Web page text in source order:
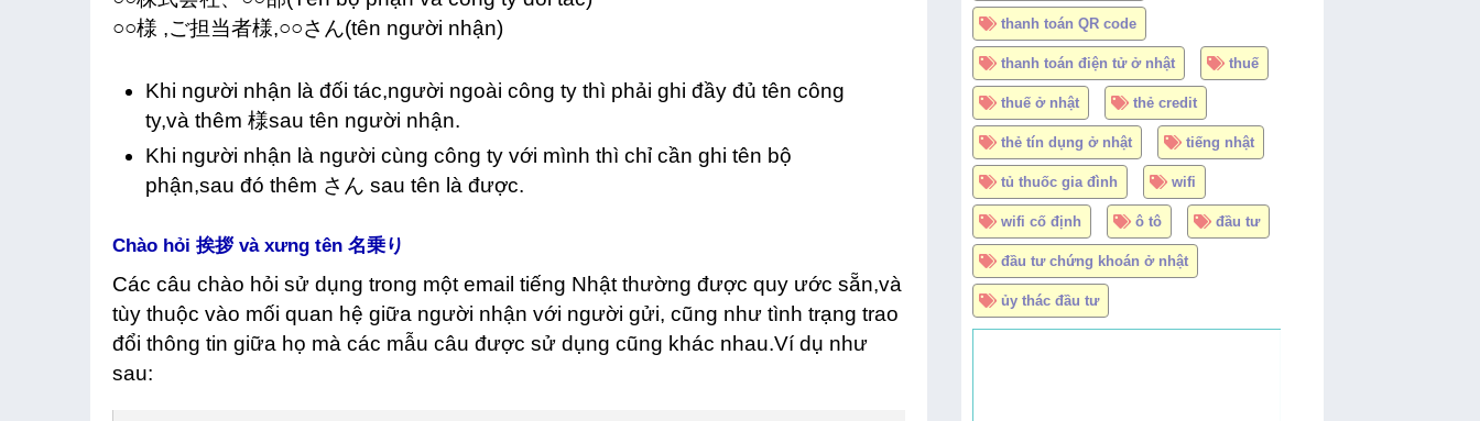
○○様 ,ご担当者様,○○さん(tên người nhận)
Khi người nhận là đối tác,người ngoài công ty thì phải ghi đầy đủ tên công
ty,và thêm 様sau tên người nhận.
Khi người nhận là người cùng công ty với mình thì chỉ cần ghi tên bộ
phận,sau đó thêm さん sau tên là được.
Chào hỏi 挨拶 và xưng tên 名乗り
Các câu chào hỏi sử dụng trong một email tiếng Nhật thường được quy ước sẵn,và
tùy thuộc vào mối quan hệ giữa người nhận với người gửi, cũng như tình trạng trao
đổi thông tin giữa họ mà các mẫu câu được sử dụng cũng khác nhau.Ví dụ như
sau:
thanh toán QR code
thanh toán điện tử ở nhật thuế
thuế ở nhật thẻ credit
thẻ tín dụng ở nhật tiếng nhật
tủ thuốc gia đình wifi
wifi cố định ô tô đầu tư
đầu tư chứng khoán ở nhật
ủy thác đầu tư